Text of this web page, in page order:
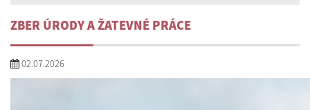
ZBER ÚRODY A ŽATEVNÉ PRÁCE
02.07.2026